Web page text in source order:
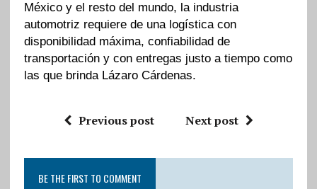
México y el resto del mundo, la industria
automotriz requiere de una logística con
disponibilidad máxima, confiabilidad de
transportación y con entregas justo a tiempo como
las que brinda Lázaro Cárdenas.
Previous post Next post
BE THE FIRST TO COMMENT